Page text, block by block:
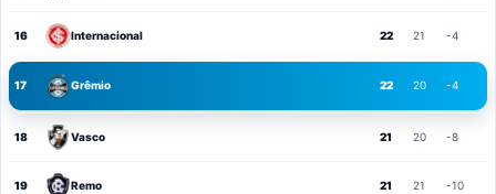
16 Internacional 22 21 -4
17 Grêmio 22 20 -4
18 Vasco 21 20 -8
19 Remo 21 21 -10